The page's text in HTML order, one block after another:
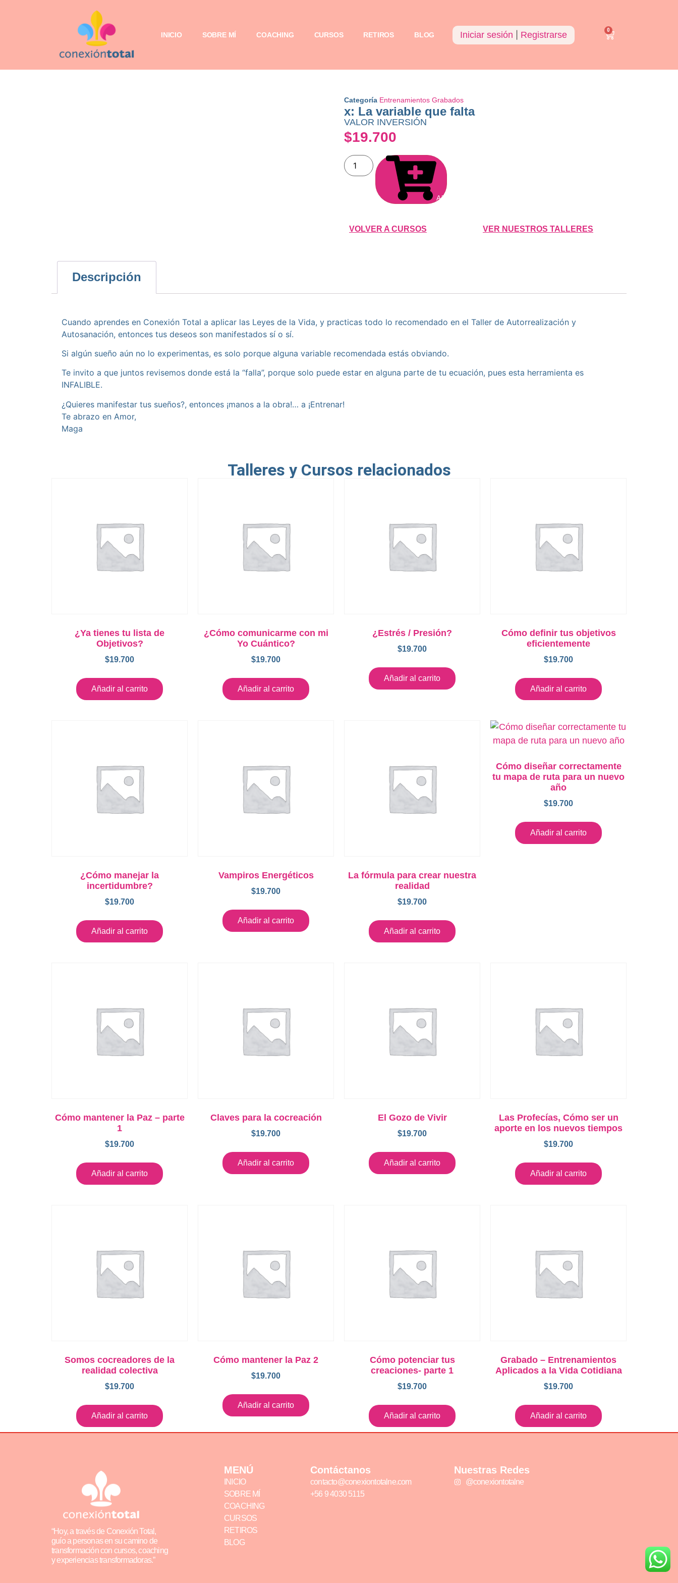
INICIO SOBRE MÍ COACHING CURSOS RETIROS BLOG Iniciar sesión Registrarse 0
Categoría Entrenamientos Grabados
x: La variable que falta
VALOR INVERSIÓN
$19.700
Añadir al carrito
VOLVER A CURSOS VER NUESTROS TALLERES
Descripción
Cuando aprendes en Conexión Total a aplicar las Leyes de la Vida, y practicas todo lo recomendado en el Taller de Autorrealización y
Autosanación, entonces tus deseos son manifestados sí o sí.
Si algún sueño aún no lo experimentas, es solo porque alguna variable recomendada estás obviando.
Te invito a que juntos revisemos donde está la “falla”, porque solo puede estar en alguna parte de tu ecuación, pues esta herramienta es
INFALIBLE.
¿Quieres manifestar tus sueños?, entonces ¡manos a la obra!… a ¡Entrenar!
Te abrazo en Amor,
Maga
Talleres y Cursos relacionados
¿Ya tienes tu lista de
Objetivos?
$19.700
Añadir al carrito
¿Cómo comunicarme con mi
Yo Cuántico?
$19.700
Añadir al carrito
¿Estrés / Presión?
$19.700
Añadir al carrito
Cómo definir tus objetivos
eficientemente
$19.700
Añadir al carrito
¿Cómo manejar la
incertidumbre?
$19.700
Añadir al carrito
Vampiros Energéticos
$19.700
Añadir al carrito
La fórmula para crear nuestra
realidad
$19.700
Añadir al carrito
Cómo diseñar correctamente
tu mapa de ruta para un nuevo
año
$19.700
Añadir al carrito
Cómo mantener la Paz – parte
1
$19.700
Añadir al carrito
Claves para la cocreación
$19.700
Añadir al carrito
El Gozo de Vivir
$19.700
Añadir al carrito
Las Profecías, Cómo ser un
aporte en los nuevos tiempos
$19.700
Añadir al carrito
Somos cocreadores de la
realidad colectiva
$19.700
Añadir al carrito
Cómo mantener la Paz 2
$19.700
Añadir al carrito
Cómo potenciar tus
creaciones- parte 1
$19.700
Añadir al carrito
Grabado – Entrenamientos
Aplicados a la Vida Cotidiana
$19.700
Añadir al carrito
“Hoy, a través de Conexión Total,
guío a personas en su camino de
transformación con cursos, coaching
y experiencias transformadoras.”
MENÚ
INICIO
SOBRE MÍ
COACHING
CURSOS
RETIROS
BLOG
Contáctanos
contacto@conexiontotalne.com
+56 9 4030 5115
Nuestras Redes
@conexiontotalne